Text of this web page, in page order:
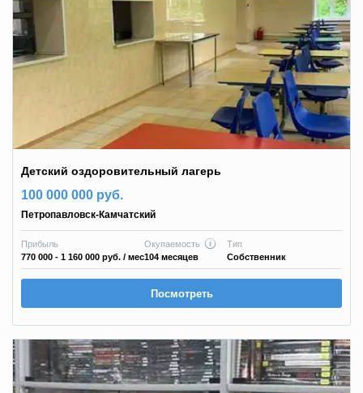
Детский оздоровительный лагерь
100 000 000 руб.
Петропавловск-Камчатский
Прибыль
770 000 - 1 160 000 руб. / мес
Окупаемость
104 месяцев
Тип
Собственник
Посмотреть